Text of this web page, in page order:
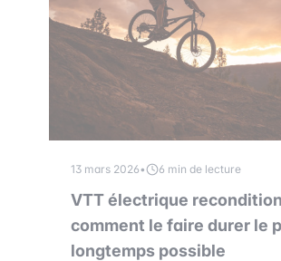
13 mars 2026• 6 min de lecture
VTT électrique
comment le faire durer le
longtemps possible